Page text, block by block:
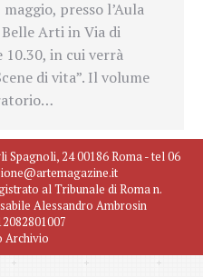
presso l’Aula
Belle Arti in Via di
10.30, in cui verrà
di vita”. Il volume
Spagnoli, 24 00186 Roma - tel 06
al Tribunale di Roma n.
Alessandro Ambrosin
Archivio